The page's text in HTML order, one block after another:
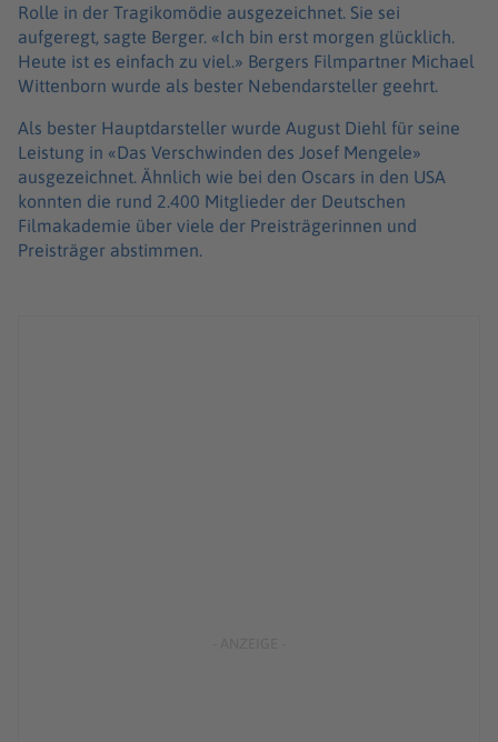
Rolle in der Tragikomödie ausgezeichnet. Sie sei
aufgeregt, sagte Berger. «Ich bin erst morgen glücklich.
Heute ist es einfach zu viel.» Bergers Filmpartner Michael
Wittenborn wurde als bester Nebendarsteller geehrt.
Als bester Hauptdarsteller wurde August Diehl für seine
Leistung in «Das Verschwinden des Josef Mengele»
ausgezeichnet. Ähnlich wie bei den Oscars in den USA
konnten die rund 2.400 Mitglieder der Deutschen
Filmakademie über viele der Preisträgerinnen und
Preisträger abstimmen.